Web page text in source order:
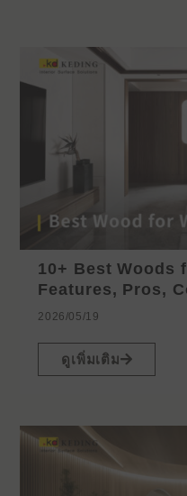
10+ Best Woods
Features, Pros,
2026/05/19
ดูเพิ่มเติม